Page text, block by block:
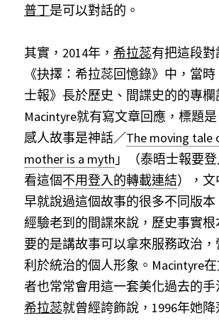
普丁是可以對話的。
其實，2014年， 希拉蕊有把這段
《抉擇：希拉蕊回憶錄》中，當
士報》長於歷史、間諜史的的專欄
Macintyre就有寫文章回應，標題
感人故事是神話／The moving tale
mother is a myth 」（泰晤士報要
看這個不用登入的轉載連結），文
早就說過這個故事的很多不同版
經驗老到的間諜來說，歷史事實
要的是講故事可以拿來服務政治
利於統治的個人形象。Macintyre
者也常常會用這一套美化過去的手
希拉蕊就曾經誇飾說，1996年她降